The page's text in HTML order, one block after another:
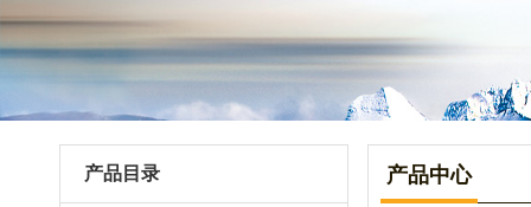
产品目录 产品中心